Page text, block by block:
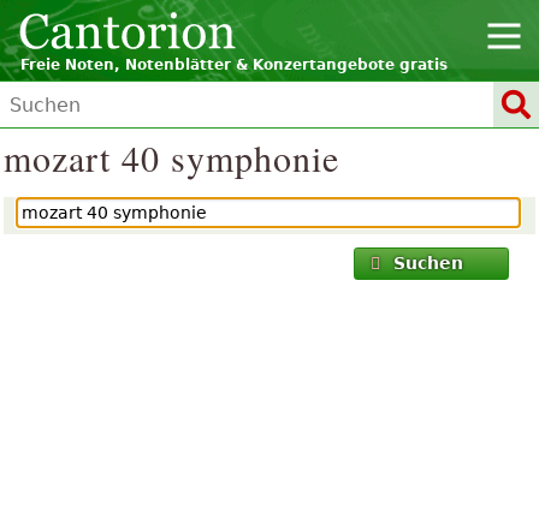
Freie Noten, Notenblätter & Konzertangebote gratis
mozart 40 symphonie
Suchen